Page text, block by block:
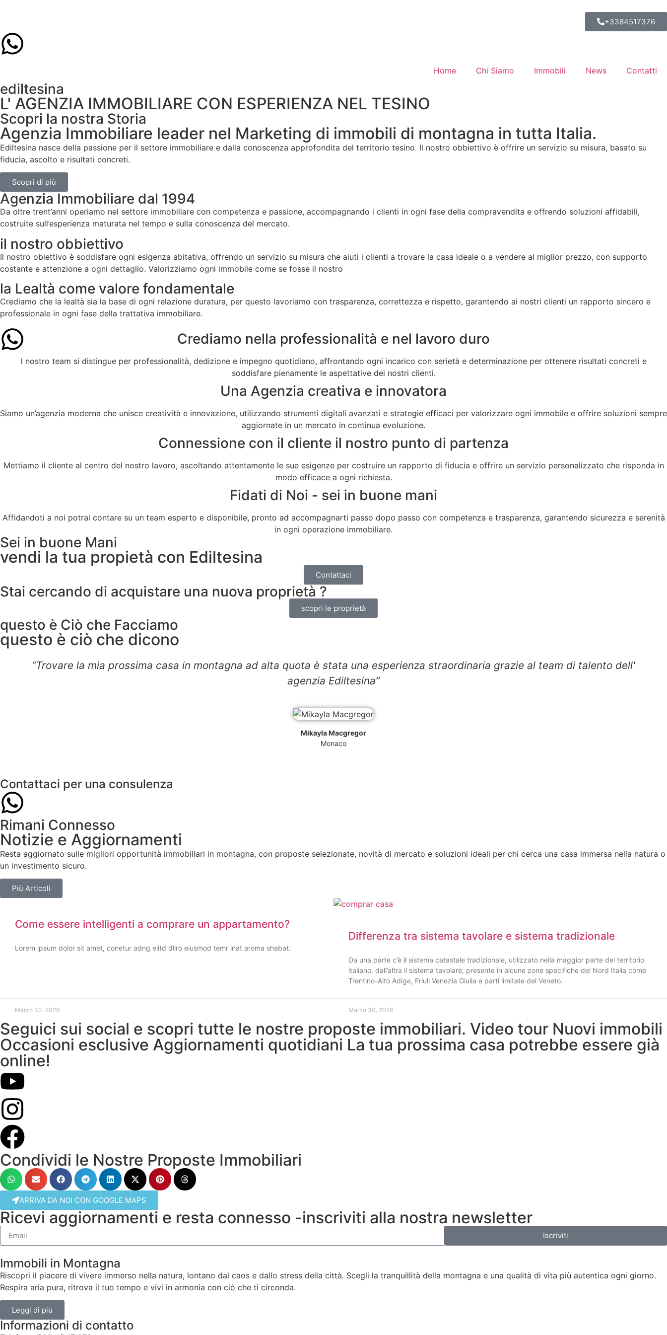
+3384517376
Home Chi Siamo Immobili News Contatti
ediltesina
L' AGENZIA IMMOBILIARE CON ESPERIENZA NEL TESINO
Scopri la nostra Storia
Agenzia Immobiliare leader nel Marketing di immobili di montagna in tutta Italia.
Ediltesina nasce della passione per il settore immobiliare e dalla conoscenza approfondita del territorio tesino. Il nostro obbiettivo è offrire un servizio su misura, basato su
fiducia, ascolto e risultati concreti.
Scopri di più
Agenzia Immobiliare dal 1994
Da oltre trent’anni operiamo nel settore immobiliare con competenza e passione, accompagnando i clienti in ogni fase della compravendita e offrendo soluzioni affidabili,
costruite sull’esperienza maturata nel tempo e sulla conoscenza del mercato.
il nostro obbiettivo
Il nostro obiettivo è soddisfare ogni esigenza abitativa, offrendo un servizio su misura che aiuti i clienti a trovare la casa ideale o a vendere al miglior prezzo, con supporto
costante e attenzione a ogni dettaglio. Valorizziamo ogni immobile come se fosse il nostro
la Lealtà come valore fondamentale
Crediamo che la lealtà sia la base di ogni relazione duratura, per questo lavoriamo con trasparenza, correttezza e rispetto, garantendo ai nostri clienti un rapporto sincero e
professionale in ogni fase della trattativa immobiliare.
Crediamo nella professionalità e nel lavoro duro
l nostro team si distingue per professionalità, dedizione e impegno quotidiano, affrontando ogni incarico con serietà e determinazione per ottenere risultati concreti e
soddisfare pienamente le aspettative dei nostri clienti.
Una Agenzia creativa e innovatora
Siamo un’agenzia moderna che unisce creatività e innovazione, utilizzando strumenti digitali avanzati e strategie efficaci per valorizzare ogni immobile e offrire soluzioni sempre
aggiornate in un mercato in continua evoluzione.
Connessione con il cliente il nostro punto di partenza
Mettiamo il cliente al centro del nostro lavoro, ascoltando attentamente le sue esigenze per costruire un rapporto di fiducia e offrire un servizio personalizzato che risponda in
modo efficace a ogni richiesta.
Fidati di Noi - sei in buone mani
Affidandoti a noi potrai contare su un team esperto e disponibile, pronto ad accompagnarti passo dopo passo con competenza e trasparenza, garantendo sicurezza e serenità
in ogni operazione immobiliare.
Sei in buone Mani
vendi la tua propietà con Ediltesina
Contattaci
Stai cercando di acquistare una nuova proprietà ?
scopri le proprietà
questo è Ciò che Facciamo
questo è ciò che dicono
“Trovare la mia prossima casa in montagna ad alta quota è stata una esperienza straordinaria grazie al team di talento dell'
agenzia Ediltesina”
Mikayla Macgregor
Monaco
Contattaci per una consulenza
Rimani Connesso
Notizie e Aggiornamenti
Resta aggiornato sulle migliori opportunità immobiliari in montagna, con proposte selezionate, novità di mercato e soluzioni ideali per chi cerca una casa immersa nella natura o
un investimento sicuro.
Più Articoli
Come essere intelligenti a comprare un appartamento?
Lorem ipsum dolor sit amet, conetur adng elitd dllro eiusmod temr inat aroma shabat.
Marzo 30, 2026
Differenza tra sistema tavolare e sistema tradizionale
Da una parte c’è il sistema catastale tradizionale, utilizzato nella maggior parte del territorio
italiano, dall’altra il sistema tavolare, presente in alcune zone specifiche del Nord Italia come
Trentino-Alto Adige, Friuli Venezia Giulia e parti limitate del Veneto.
Marzo 30, 2026
Seguici sui social e scopri tutte le nostre proposte immobiliari. Video tour Nuovi immobili
Occasioni esclusive Aggiornamenti quotidiani La tua prossima casa potrebbe essere già
online!
Condividi le Nostre Proposte Immobiliari
ARRIVA DA NOI CON GOOGLE MAPS
Ricevi aggiornamenti e resta connesso -inscriviti alla nostra newsletter
Iscriviti
Immobili in Montagna
Riscopri il piacere di vivere immerso nella natura, lontano dal caos e dallo stress della città. Scegli la tranquillità della montagna e una qualità di vita più autentica ogni giorno.
Respira aria pura, ritrova il tuo tempo e vivi in armonia con ciò che ti circonda.
Leggi di più
Informazioni di contatto